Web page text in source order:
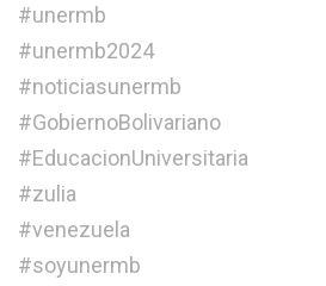
#unermb
#unermb2024
#noticiasunermb
#GobiernoBolivariano
#EducacionUniversitaria
#zulia
#venezuela
#soyunermb